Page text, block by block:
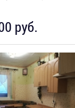
3/5
руб.